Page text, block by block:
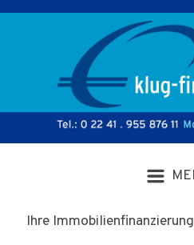
Zum Hauptinhalt springen
Ihre Immobilienfinanzierung